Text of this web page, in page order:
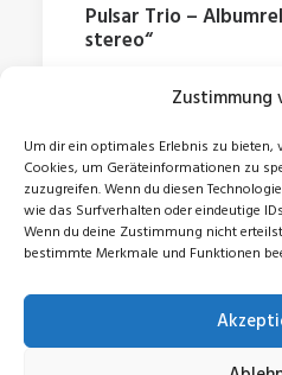
Zustimmung
Um dir ein optimales Erlebnis zu bieten,
Cookies, um Geräteinformationen zu
zuzugreifen. Wenn du diesen
wie das Surfverhalten oder eindeutige
Wenn du deine Zustimmung nicht
bestimmte Merkmale und Funktionen
Pulsar Trio –
stereo“
© 2026 Jonas